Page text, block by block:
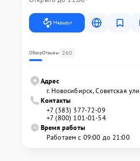
Маршрут
ОбзорОтзывы 260
Адрес
г. Новосибирск, Советская
Контакты
+7 (383) 377-72-09
+7 (800) 101-01-54
Время работы
Работаем с 09:00 до 21:00